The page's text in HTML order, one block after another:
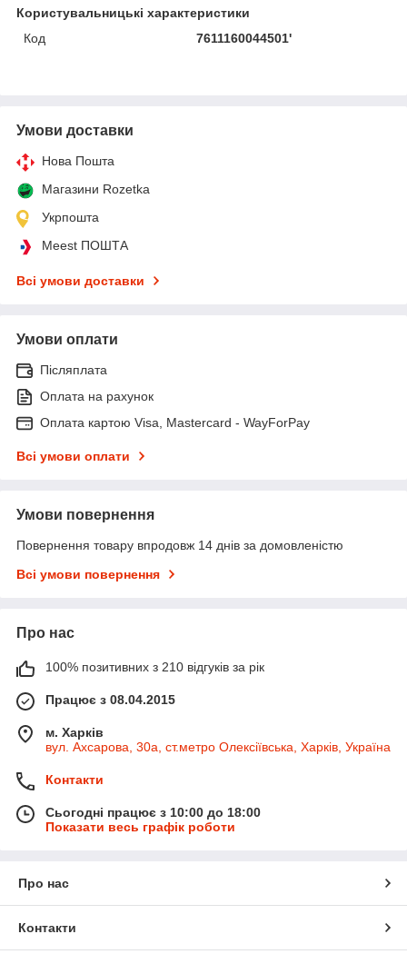
Користувальницькі характеристики
Код
7611160044501'
Умови доставки
Нова Пошта
Магазини Rozetka
Укрпошта
Meest ПОШТА
Всі умови доставки
Умови оплати
Післяплата
Оплата на рахунок
Оплата картою Visa, Mastercard - WayForPay
Всі умови оплати
Умови повернення
Повернення товару впродовж 14 днів за домовленістю
Всі умови повернення
Про нас
100% позитивних з 210 відгуків за рік
Працює з 08.04.2015
м. Харків
вул. Ахсарова, 30а, ст.метро Олексіївська, Харків, Україна
Контакти
Сьогодні працює з 10:00 до 18:00
Показати весь графік роботи
Про нас
Контакти